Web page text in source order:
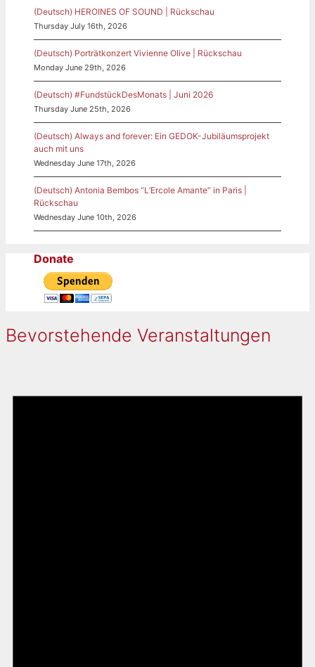
(Deutsch) HEROINES OF SOUND | Rückschau
Thursday July 16th, 2026
(Deutsch) Porträtkonzert Vivienne Olive | Rückschau
Monday June 29th, 2026
(Deutsch) #FundstückDesMonats | Juni 2026
Thursday June 25th, 2026
(Deutsch) Always and forever: Ein GEDOK-Jubiläumsprojekt
auch mit uns
Wednesday June 17th, 2026
(Deutsch) Antonia Bembos “L’Ercole Amante” in Paris |
Rückschau
Wednesday June 10th, 2026
Donate
Bevorstehende Veranstaltungen